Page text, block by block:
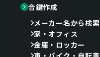
合鍵作成
メーカー名から検索
家・オフィス
金庫・ロッカー